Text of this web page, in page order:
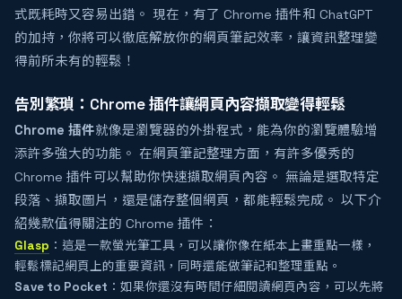
式既耗時又容易出錯。 現在，有了 Chrome 插件和 ChatGPT
的加持，你將可以徹底解放你的網頁筆記效率，讓資訊整理變
得前所未有的輕鬆！
告別繁瑣：Chrome 插件讓網頁內容擷取變得輕鬆
Chrome 插件就像是瀏覽器的外掛程式，能為你的瀏覽體驗增
添許多強大的功能。 在網頁筆記整理方面，有許多優秀的
Chrome 插件可以幫助你快速擷取網頁內容。 無論是選取特定
段落、擷取圖片，還是儲存整個網頁，都能輕鬆完成。 以下介
紹幾款值得關注的 Chrome 插件：
Glasp ：這是一款螢光筆工具，可以讓你像在紙本上畫重點一樣，
輕鬆標記網頁上的重要資訊，同時還能做筆記和整理重點。
Save to Pocket ：如果你還沒有時間仔細閱讀網頁內容，可以先將